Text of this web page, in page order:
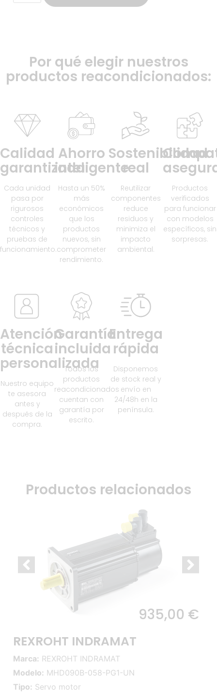
Por qué elegir nuestros
productos reacondicionados:
Calidad
garantizada
Cada unidad
pasa por
rigurosos
controles
técnicos y
pruebas de
funcionamiento.
Ahorro
inteligente
Hasta un 50%
más
económicos
que los
productos
nuevos, sin
comprometer
rendimiento.
Sostenibilidad
real
Reutilizar
componentes
reduce
residuos y
minimiza el
impacto
ambiental.
Productos
verificados
para funcionar
con modelos
específicos, sin
sorpresas.
Atención
técnica
personalizada
Nuestro equipo
te asesora
antes y
después de la
compra.
Garantía
incluida
Todos los
productos
reacondicionados
cuentan con
garantía por
escrito.
Entrega
rápida
Disponemos
de stock real y
envío en
24/48h en la
península.
Productos relacionados
935,00 €
REXROHT INDRAMAT
Marca: REXROHT INDRAMAT
Modelo: MHD090B-058-PG1-UN
Tipo: Servo motor